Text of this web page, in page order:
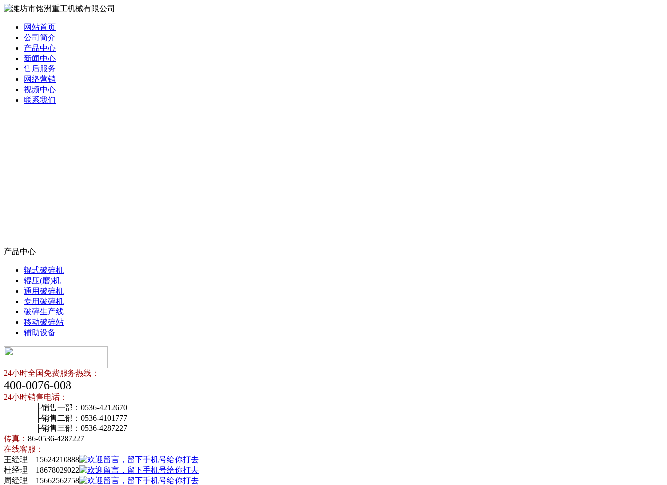
网站首页
公司简介
产品中心
新闻中心
售后服务
网络营销
视频中心
联系我们
产品中心
辊式破碎机
辊压(磨)机
通用破碎机
专用破碎机
破碎生产线
移动破碎站
辅助设备
24小时全国免费服务热线：
400-0076-008
24小时销售电话：
├销售一部：0536-4212670
├销售二部：0536-4101777
├销售三部：0536-4287227
传真： 86-0536-4287227
在线客服：
王经理 15624210888
杜经理 18678029022
周经理 15662562758